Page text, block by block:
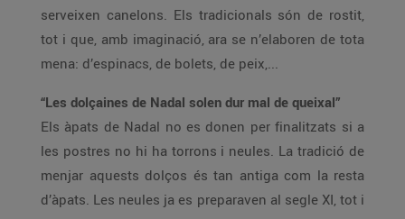
serveixen canelons. Els tradicionals són de rostit,
tot i que, amb imaginació, ara se n’elaboren de tota
mena: d’espinacs, de bolets, de peix,...
“Les dolçaines de Nadal solen dur mal de queixal”
Els àpats de Nadal no es donen per finalitzats si a
les postres no hi ha torrons i neules. La tradició de
menjar aquests dolços és tan antiga com la resta
d’àpats. Les neules ja es preparaven al segle XI, tot i